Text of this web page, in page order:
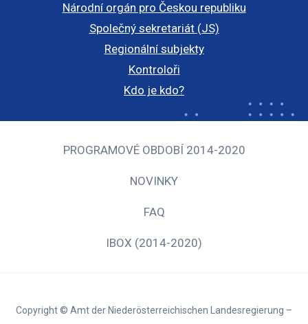
Národní orgán pro Českou republiku
Společný sekretariát (JS)
Regionální subjekty
Kontroloři
Kdo je kdo?
PROGRAMOVÉ OBDOBÍ 2014-2020
NOVINKY
FAQ
IBOX (2014-2020)
Copyright © Amt der Niederösterreichischen Landesregierung –